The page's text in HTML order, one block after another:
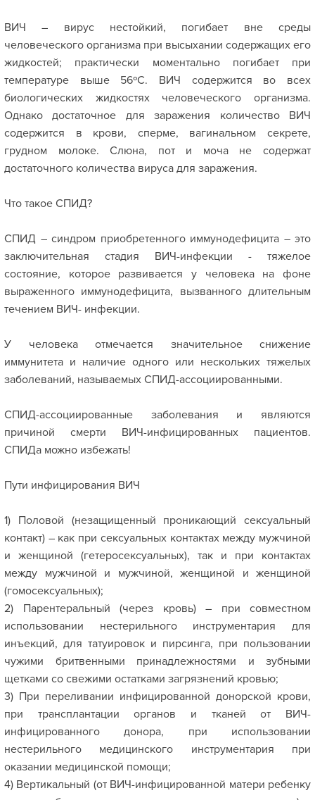
ВИЧ – вирус нестойкий, погибает вне среды
человеческого организма при высыхании содержащих его
жидкостей; практически моментально погибает при
температуре выше 56ºС. ВИЧ содержится во всех
биологических жидкостях человеческого организма.
Однако достаточное для заражения количество ВИЧ
содержится в крови, сперме, вагинальном секрете,
грудном молоке. Слюна, пот и моча не содержат
достаточного количества вируса для заражения.
Что такое СПИД?
СПИД – синдром приобретенного иммунодефицита – это
заключительная стадия ВИЧ-инфекции - тяжелое
состояние, которое развивается у человека на фоне
выраженного иммунодефицита, вызванного длительным
течением ВИЧ- инфекции.
У человека отмечается значительное снижение
иммунитета и наличие одного или нескольких тяжелых
заболеваний, называемых СПИД-ассоциированными.
СПИД-ассоциированные заболевания и являются
причиной смерти ВИЧ-инфицированных пациентов.
СПИДа можно избежать!
Пути инфицирования ВИЧ
1) Половой (незащищенный проникающий сексуальный
контакт) – как при сексуальных контактах между мужчиной
и женщиной (гетеросексуальных), так и при контактах
между мужчиной и мужчиной, женщиной и женщиной
(гомосексуальных);
2) Парентеральный (через кровь) – при совместном
использовании нестерильного инструментария для
инъекций, для татуировок и пирсинга, при пользовании
чужими бритвенными принадлежностями и зубными
щетками со свежими остатками загрязнений кровью;
3) При переливании инфицированной донорской крови,
при трансплантации органов и тканей от ВИЧ-
инфицированного донора, при использовании
нестерильного медицинского инструментария при
оказании медицинской помощи;
4) Вертикальный (от ВИЧ-инфицированной матери ребенку